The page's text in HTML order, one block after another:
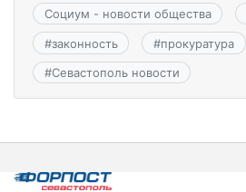
Социум - новости общества
#законность #прокуратура
#Севастополь новости